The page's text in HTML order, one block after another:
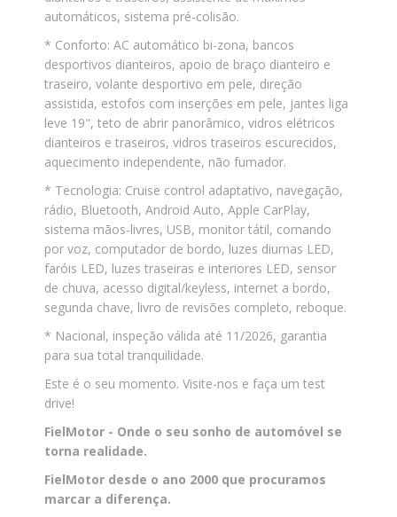
automáticos, sistema pré-colisão.
* Conforto: AC automático bi-zona, bancos
desportivos dianteiros, apoio de braço dianteiro e
traseiro, volante desportivo em pele, direção
assistida, estofos com inserções em pele, jantes liga
leve 19", teto de abrir panorâmico, vidros elétricos
dianteiros e traseiros, vidros traseiros escurecidos,
aquecimento independente, não fumador.
* Tecnologia: Cruise control adaptativo, navegação,
rádio, Bluetooth, Android Auto, Apple CarPlay,
sistema mãos-livres, USB, monitor tátil, comando
por voz, computador de bordo, luzes diurnas LED,
faróis LED, luzes traseiras e interiores LED, sensor
de chuva, acesso digital/keyless, internet a bordo,
segunda chave, livro de revisões completo, reboque.
* Nacional, inspeção válida até 11/2026, garantia
para sua total tranquilidade.
Este é o seu momento. Visite-nos e faça um test
drive!
FielMotor - Onde o seu sonho de automóvel se
torna realidade.
FielMotor desde o ano 2000 que procuramos
marcar a diferença.